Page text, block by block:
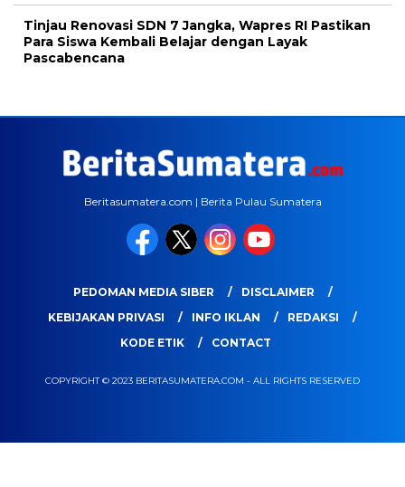
Tinjau Renovasi SDN 7 Jangka, Wapres RI Pastikan
Para Siswa Kembali Belajar dengan Layak
Pascabencana
Beritasumatera.com | Berita Pulau Sumatera
PEDOMAN MEDIA SIBER
DISCLAIMER
KEBIJAKAN PRIVASI
INFO IKLAN
REDAKSI
KODE ETIK
CONTACT
COPYRIGHT © 2023 BERITASUMATERA.COM - ALL RIGHTS RESERVED